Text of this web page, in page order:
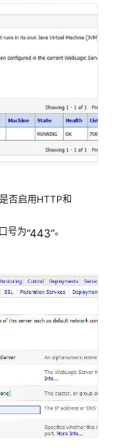
否启用HTTP和
号为“443”。